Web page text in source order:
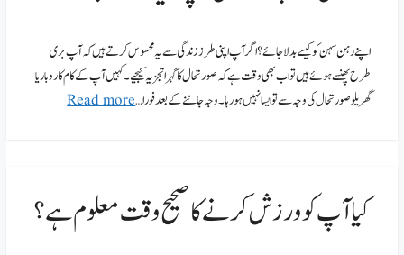
اپنے رہن سہن کو کیسے بدلا جائے؟ اگر آپ اپنی طرز زندگی سے یہ محسوس کرتے ہیں کہ آپ بری
طرح پھنسے ہوئے ہیں تو اب بھی وقت ہے کہ صورتحال کا گہرا تجزیہ کیجیے۔کہیں آپ کے کام کاروبار یا
گھریلو صورتحال کی وجہ سے تو ایسا نہیں ہو رہا۔ وجہ جاننے کے بعد فورا …Read more
کیا آپ کو ورزش کرنے کا صحیح وقت معلوم ہے؟